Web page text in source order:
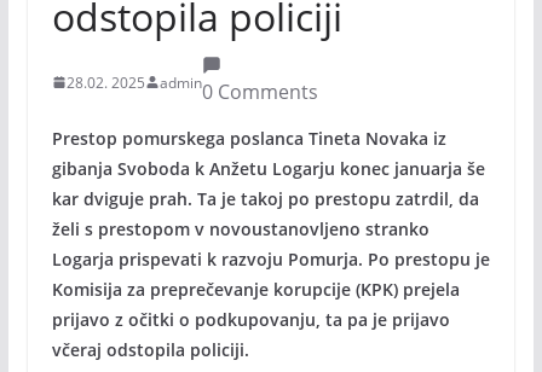
odstopila policiji
28.02. 2025 admin0 Comments
Prestop pomurskega poslanca Tineta Novaka iz
gibanja Svoboda k Anžetu Logarju konec januarja še
kar dviguje prah. Ta je takoj po prestopu zatrdil, da
želi s prestopom v novoustanovljeno stranko
Logarja prispevati k razvoju Pomurja. Po prestopu je
Komisija za preprečevanje korupcije (KPK) prejela
prijavo z očitki o podkupovanju, ta pa je prijavo
včeraj odstopila policiji.